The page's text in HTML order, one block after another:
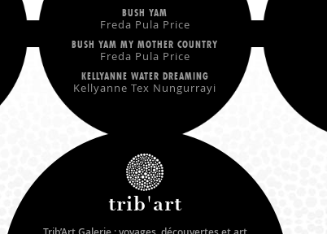
BUSH YAM
Freda Pula Price
BUSH YAM MY MOTHER COUNTRY
Freda Pula Price
KELLYANNE WATER DREAMING
Kellyanne Tex Nungurrayi
trib'art